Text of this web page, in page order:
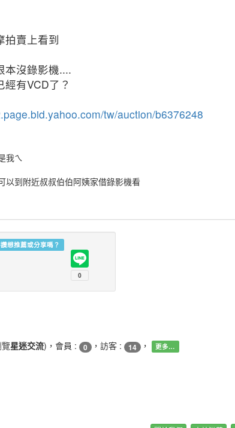
拍賣上看到
本沒錄影機....
經有VCD了？
tw/auction/b6376248
我ㄟ
以到附近叔叔伯伯阿姨家借錄影機看
想推薦或分享嗎？
星迷交流)，會員 : 0 ，訪客 : 14 ， 更多…